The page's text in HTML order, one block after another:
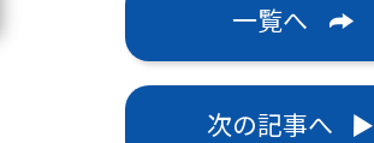
一覧へ
次の記事へ